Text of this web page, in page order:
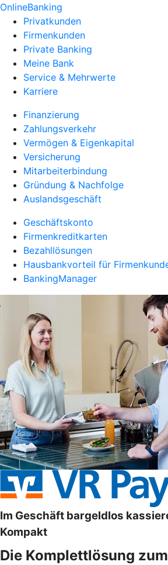
OnlineBanking
Privatkunden
Firmenkunden
Private Banking
Meine Bank
Service & Mehrwerte
Karriere
Finanzierung
Zahlungsverkehr
Vermögen & Eigenkapital
Versicherung
Mitarbeiterbindung
Gründung & Nachfolge
Auslandsgeschäft
Geschäftskonto
Firmenkreditkarten
Bezahllösungen
Hausbankvorteil für
BankingManager
Im Geschäft bargeldlos
Kompakt
Die Komplettlösung